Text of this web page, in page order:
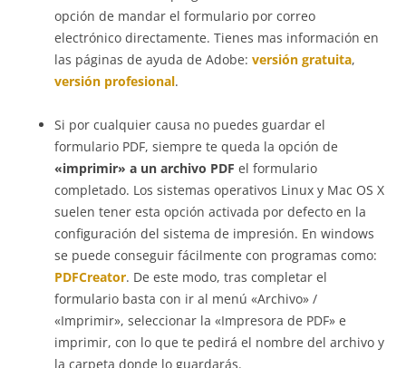
opción de mandar el formulario por correo
electrónico directamente. Tienes mas información en
las páginas de ayuda de Adobe: versión gratuita,
versión profesional.
Si por cualquier causa no puedes guardar el
formulario PDF, siempre te queda la opción de
«imprimir» a un archivo PDF el formulario
completado. Los sistemas operativos Linux y Mac OS X
suelen tener esta opción activada por defecto en la
configuración del sistema de impresión. En windows
se puede conseguir fácilmente con programas como:
PDFCreator. De este modo, tras completar el
formulario basta con ir al menú «Archivo» /
«Imprimir», seleccionar la «Impresora de PDF» e
imprimir, con lo que te pedirá el nombre del archivo y
la carpeta donde lo guardarás.